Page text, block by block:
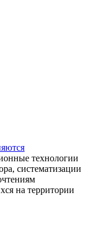
технологии
систематизации
на территории